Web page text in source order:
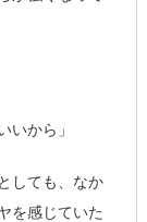
いから」
しても、なか
を感じていた